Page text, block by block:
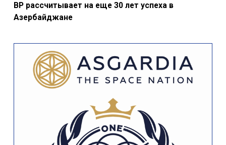
BP рассчитывает на еще 30 лет успеха в
Азербайджане